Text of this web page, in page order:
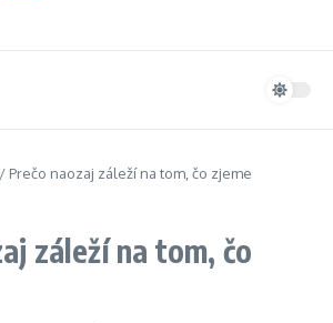
Prečo naozaj záleží na tom, čo zjeme
záleží na tom, čo